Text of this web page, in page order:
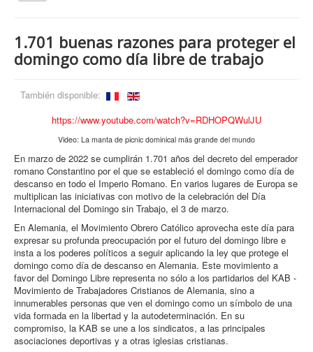
navegación
¿Quiénes somos?
Temas
Publicaciones
Artículos archivados
Contacto
1.701 buenas razones para proteger el
domingo como día libre de trabajo
También disponible:
https://www.youtube.com/watch?v=RDHOPQWulJU
Video: La manta de picnic dominical más grande del mundo
En marzo de 2022 se cumplirán 1.701 años del decreto del emperador
romano Constantino por el que se estableció el domingo como día de
descanso en todo el Imperio Romano. En varios lugares de Europa se
multiplican las iniciativas con motivo de la celebración del Día
Internacional del Domingo sin Trabajo, el 3 de marzo.
En Alemania, el Movimiento Obrero Católico aprovecha este día para
expresar su profunda preocupación por el futuro del domingo libre e
insta a los poderes políticos a seguir aplicando la ley que protege el
domingo como día de descanso en Alemania. Este movimiento a
favor del Domingo Libre representa no sólo a los partidarios del KAB -
Movimiento de Trabajadores Cristianos de Alemania, sino a
innumerables personas que ven el domingo como un símbolo de una
vida formada en la libertad y la autodeterminación. En su
compromiso, la KAB se une a los sindicatos, a las principales
asociaciones deportivas y a otras iglesias cristianas.